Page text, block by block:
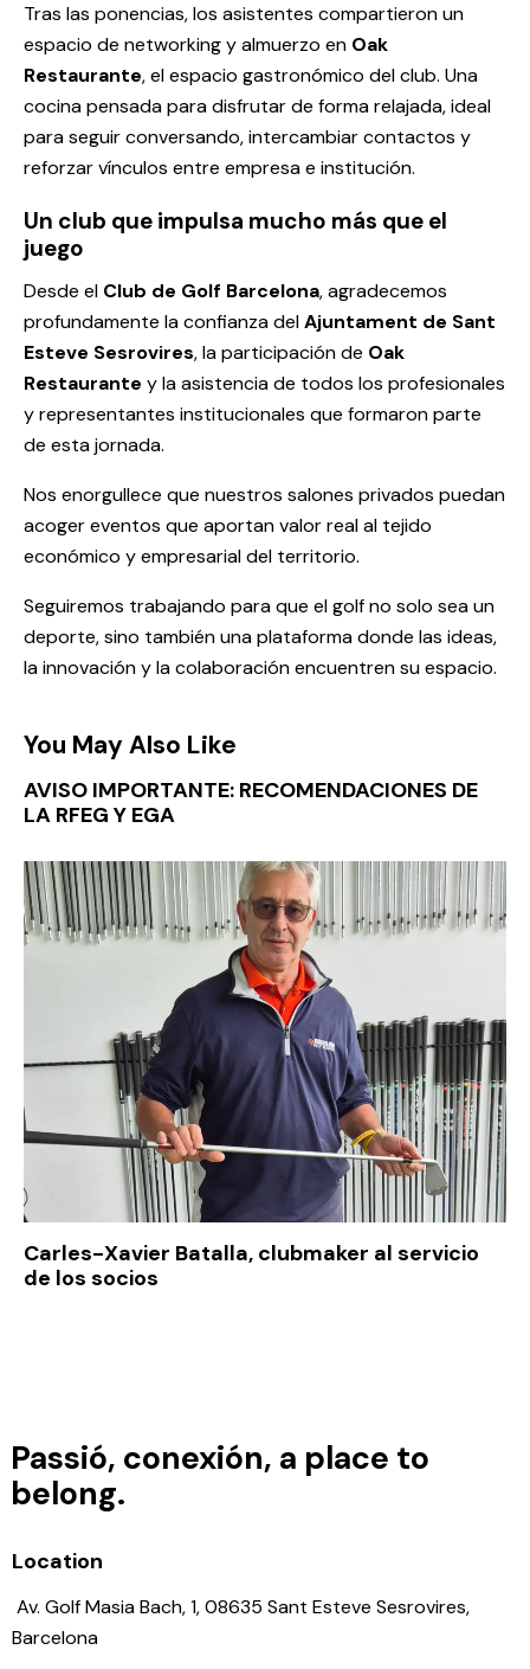
Tras las ponencias, los asistentes compartieron un
espacio de networking y almuerzo en Oak
Restaurante, el espacio gastronómico del club. Una
cocina pensada para disfrutar de forma relajada, ideal
para seguir conversando, intercambiar contactos y
reforzar vínculos entre empresa e institución.
Un club que impulsa mucho más que el
juego
Desde el Club de Golf Barcelona, agradecemos
profundamente la confianza delAjuntament de Sant
Esteve Sesrovires, la participación de Oak
Restaurante y la asistencia de todos los profesionales
y representantes institucionales que formaron parte
de esta jornada.
Nos enorgullece que nuestros salones privados puedan
acoger eventos que aportan valor real al tejido
económico y empresarial del territorio.
Seguiremos trabajando para que el golf no solo sea un
deporte, sino también una plataforma donde las ideas,
la innovación y la colaboración encuentren su espacio.
You May Also Like
AVISO IMPORTANTE: RECOMENDACIONES DE
LA RFEG Y EGA
Carles-Xavier Batalla, clubmaker al servicio
de los socios
Passió, conexión, a place to
belong.
Location
Av. Golf Masia Bach, 1, 08635 Sant Esteve Sesrovires,
Barcelona
Disfruta de 3 noches en el
Barcelona Resort
privilegiado.